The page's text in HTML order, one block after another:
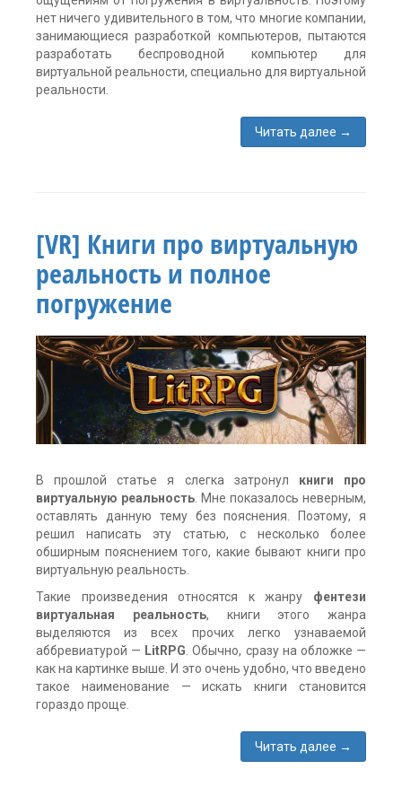
нет ничего удивительного в том, что многие компании,
занимающиеся разработкой компьютеров, пытаются
разработать беспроводной компьютер для
виртуальной реальности, специально для виртуальной
реальности.
Читать далее →
oculus
rift,
виртуальная
реальность,
компьютер
для
реальности,
технологии,
штуки
для
виртуальной
реальности
комментария
[VR] Книги про виртуальную
реальность и полное
погружение
В прошлой статье я слегка затронул книги про
виртуальную реальность . Мне показалось неверным,
оставлять данную тему без пояснения. Поэтому, я
решил написать эту статью, с несколько более
обширным пояснением того, какие бывают книги про
виртуальную реальность.
Такие произведения относятся к жанру фентези
виртуальная реальность, книги этого жанра
выделяются из всех прочих легко узнаваемой
аббревиатурой — LitRPG . Обычно, сразу на обложке —
как на картинке выше. И это очень удобно, что введено
такое наименование — искать книги становится
гораздо проще.
Читать далее →